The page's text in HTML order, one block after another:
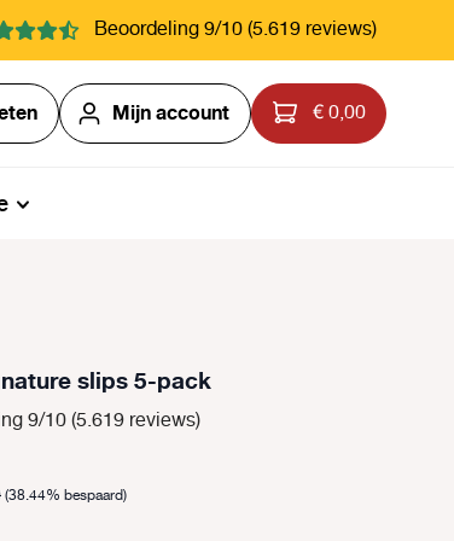
Beoordeling 9/10 (5.619 reviews)
Je hebt 0 items op je verlanglijstje
Mijn account € 0,00
slips 5-pack
9/10 (5.619 reviews)
(38.44% bespaard)